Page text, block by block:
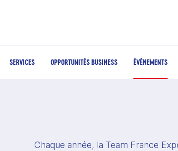
SERVICES OPPORTUNITÉS BUSINESS ÉVÉNEMENTS
Chaque année, la Team France